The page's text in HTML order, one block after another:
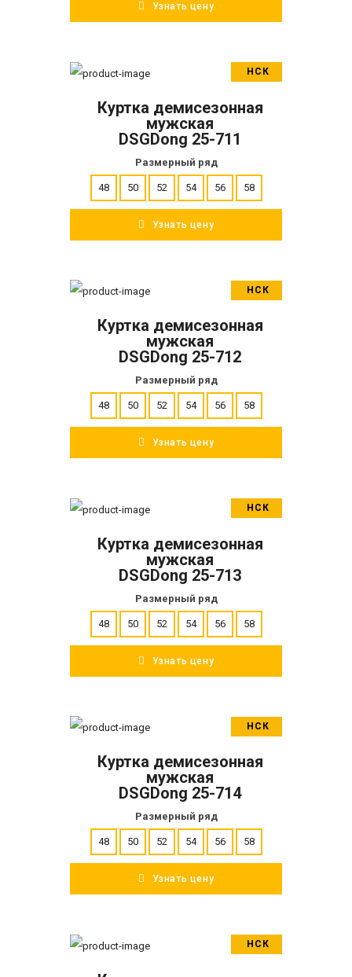
Узнать цену
НСК
ПОДРОБНЕЕ
Куртка демисезонная
мужская
DSGDong 25-711
Размерный ряд
48 50 52 54 56 58
Узнать цену
НСК
ПОДРОБНЕЕ
Куртка демисезонная
мужская
DSGDong 25-712
Размерный ряд
48 50 52 54 56 58
Узнать цену
НСК
ПОДРОБНЕЕ
Куртка демисезонная
мужская
DSGDong 25-713
Размерный ряд
48 50 52 54 56 58
Узнать цену
НСК
ПОДРОБНЕЕ
Куртка демисезонная
мужская
DSGDong 25-714
Размерный ряд
48 50 52 54 56 58
Узнать цену
НСК